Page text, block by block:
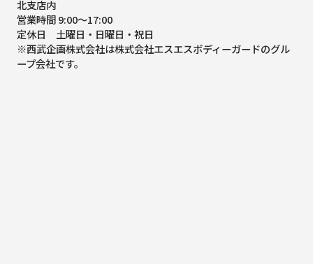
北支店内
営業時間 9:00～17:00
定休日 土曜日・日曜日・祝日
※西武企画株式会社は株式会社エスエスボディーガードのグル
ープ会社です。